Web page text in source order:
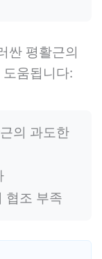
싼 평활근의
움됩니다:
의 과도한
협조 부족